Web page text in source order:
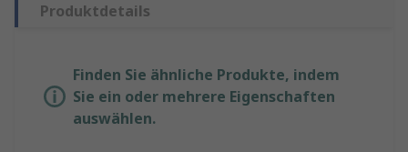
Produktdetails
Finden Sie ähnliche Produkte, indem
Sie ein oder mehrere Eigenschaften
auswählen.